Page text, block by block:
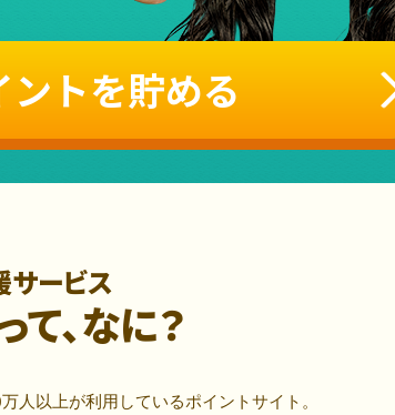
トを貯める
サービス
て、なに？
人 以上が利用しているポイントサイト。